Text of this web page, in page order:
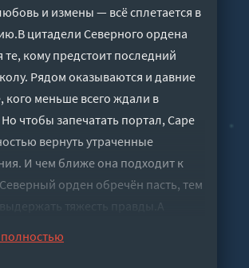
и измены — всё сплетается в
цитадели Северного ордена
те, кому предстоит последний
Рядом оказываются и давние
кого меньше всего ждали в
чтобы запечатать портал, Саре
вернуть утраченные
И чем ближе она подходит к
орден обречён пасть, тем
тяжесть правды.А
полностью